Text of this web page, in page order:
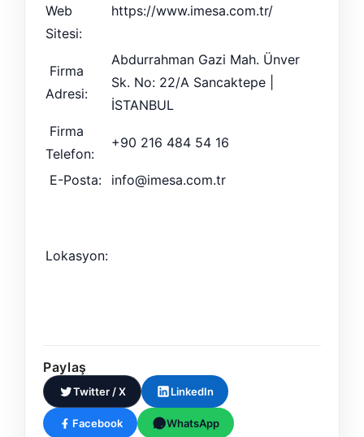
Web
Sitesi:
https://www.imesa.com.tr/
Firma
Adresi:
Abdurrahman Gazi Mah. Ünver
Sk. No: 22/A Sancaktepe |
İSTANBUL
Firma
Telefon:
+90 216 484 54 16
E-Posta: info@imesa.com.tr
Lokasyon:
Paylaş
Twitter / X LinkedIn
Facebook WhatsApp